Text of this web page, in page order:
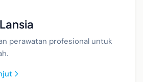
perawatan profesional untuk